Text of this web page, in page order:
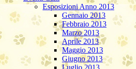
Esposizioni Anno 2013
Gennaio 2013
Febbraio 2013
Marzo 2013
Aprile 2013
Maggio 2013
Giugno 2013
Luglio 2013